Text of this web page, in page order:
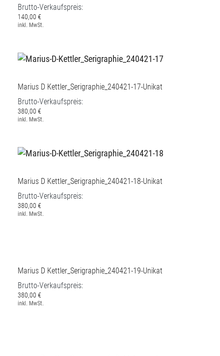
Brutto-Verkaufspreis:
140,00 €
inkl. MwSt.
Marius D Kettler_Serigraphie_240421-17-Unikat
Brutto-Verkaufspreis:
380,00 €
inkl. MwSt.
Marius D Kettler_Serigraphie_240421-18-Unikat
Brutto-Verkaufspreis:
380,00 €
inkl. MwSt.
Marius D Kettler_Serigraphie_240421-19-Unikat
Brutto-Verkaufspreis:
380,00 €